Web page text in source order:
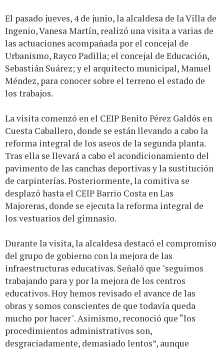
El pasado jueves, 4 de junio, la alcaldesa de la Villa de
Ingenio, Vanesa Martín, realizó una visita a varias de
las actuaciones acompañada por el concejal de
Urbanismo, Rayco Padilla; el concejal de Educación,
Sebastián Suárez; y el arquitecto municipal, Manuel
Méndez, para conocer sobre el terreno el estado de
los trabajos.
La visita comenzó en el CEIP Benito Pérez Galdós en
Cuesta Caballero, donde se están llevando a cabo la
reforma integral de los aseos de la segunda planta.
Tras ella se llevará a cabo el acondicionamiento del
pavimento de las canchas deportivas y la sustitución
de carpinterías. Posteriormente, la comitiva se
desplazó hasta el CEIP Barrio Costa en Las
Majoreras, donde se ejecuta la reforma integral de
los vestuarios del gimnasio.
Durante la visita, la alcaldesa destacó el compromiso
del grupo de gobierno con la mejora de las
infraestructuras educativas. Señaló que "seguimos
trabajando para y por la mejora de los centros
educativos. Hoy hemos revisado el avance de las
obras y somos conscientes de que todavía queda
mucho por hacer". Asimismo, reconoció que “los
procedimientos administrativos son,
desgraciadamente, demasiado lentos”, aunque